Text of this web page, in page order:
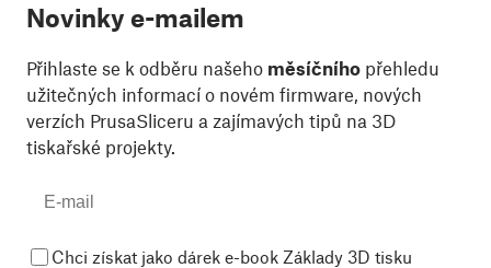
Novinky e-mailem
Přihlaste se k odběru našeho měsíčního přehledu
užitečných informací o novém firmware, nových
verzích PrusaSliceru a zajímavých tipů na 3D
tiskařské projekty.
Chci získat jako dárek e-book Základy 3D tisku